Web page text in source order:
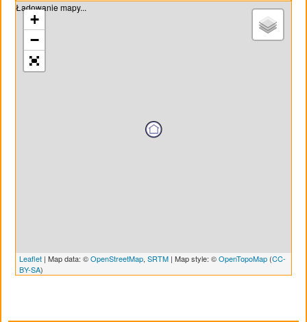
Ładowanie mapy...
+
−
Leaflet | Map data: ©OpenStreetMap, SRTM | Map style: ©OpenTopoMap (CC-
BY-SA)